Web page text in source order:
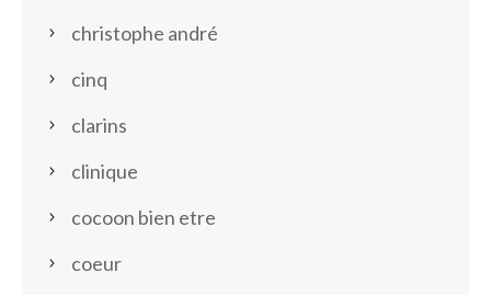
christophe andré
cinq
clarins
clinique
cocoon bien etre
coeur